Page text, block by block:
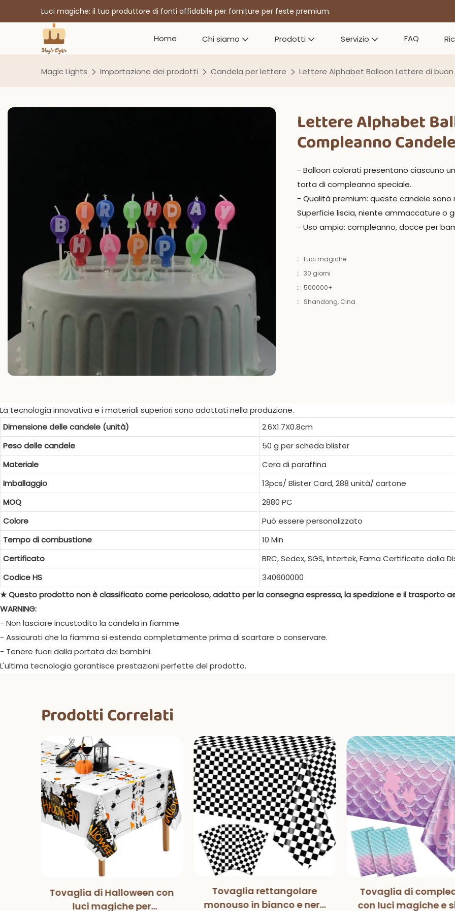
Luci magiche: il tuo produttore di fonti affidabile per forniture per feste premium.
Home Chi siamo Prodotti Servizio FAQ
Magic Lights Importazione dei prodotti Candela per lettere Lettere Alphabet Balloon Lettere di
Lettere Alphabet
Compleanno
- Balloon colorati presentano ciascuno
torta di compleanno speciale.
- Qualità premium: queste candele sono
Superficie liscia, niente ammaccature o
- Uso ampio: compleanno, docce per
:
Luci magiche
: 30 giorni
:
500000+
:
Shandong, Cina
La tecnologia innovativa e i materiali superiori sono adottati nella produzione.
Dimensione delle candele (unità)
2.6X1.7X0.8cm
Peso delle candele
50 g per scheda blister
Materiale
Cera di paraffina
Imballaggio
13pcs/ Blister Card, 288 unità/ cartone
MOQ
2880 PC
Colore
Può essere personalizzato
Tempo di combustione
10 Min
Certificato
BRC, Sedex, SGS, Intertek, Fama Certificate dalla
Codice HS
340600000
★ Questo prodotto non è classificato come pericoloso, adatto per la consegna espressa, la spedizione e il trasporto
WARNING:
- Non lasciare incustodito la candela in fiamme.
- Assicurati che la fiamma si estenda completamente prima di scartare o conservare.
- Tenere fuori dalla portata dei bambini.
L'ultima tecnologia garantisce prestazioni perfette del prodotto.
Prodotti Correlati
Tovaglia di Halloween con
luci magiche per
Tovaglia rettangolare
monouso in bianco e nero
Tovaglia di
con luci magiche e